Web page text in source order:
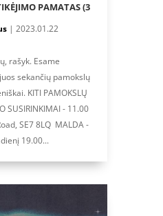
PAMATAS (3
| 2023.01.22
rašyk. Esame
sekančių pamokslų
KITI PAMOKSLŲ
SUSIRINKIMAI - 11.00
SE7 8LQ MALDA -
19.00...